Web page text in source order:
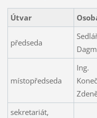
Útvar
předseda
místopředseda
Ing.
sekretariát,